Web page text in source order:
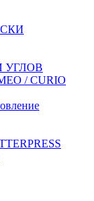
УГЛОВ
/ CURIO